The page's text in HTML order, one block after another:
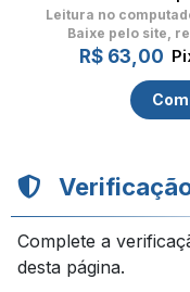
Leitura no
Baixe pelo site,
R$ 63,00
Complete a
desta página.